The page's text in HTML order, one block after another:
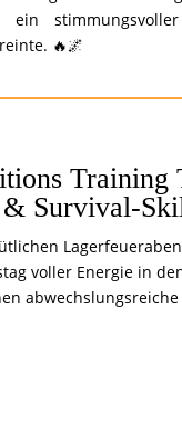
ein
🔥🌌
Training
Survival-
voller Energie in